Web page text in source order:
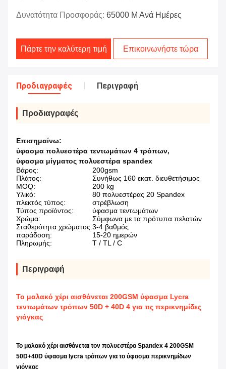
Δυνατότητα Προσφοράς: 65000 Μ Ανά Ημέρες
Πάρτε την καλύτερη τιμή Επικοινωνήστε τώρα
Προδιαγραφές Περιγραφή
Προδιαγραφές
Επισημαίνω:
ύφασμα πολυεστέρα τεντωμάτων 4 τρόπων,
ύφασμα μίγματος πολυεστέρα spandex
Βάρος:
200gsm
Πλάτος:
Συνήθως 160 εκατ. διευθετήσιμος
MOQ:
200 kg
Υλικό:
80 πολυεστέρας 20 Spandex
πλεκτός τύπος:
στρέβλωση
Τύπος προϊόντος:
ύφασμα τεντωμάτων
Χρώμα:
Σύμφωνα με τα πρότυπα πελατών
Σταθερότητα χρώματος:3-4 βαθμός
παράδοση:
15-20 ημερών
Πληρωμής:
Τ / TL / C
Περιγραφή
Το μαλακό χέρι αισθάνεται 200GSM ύφασμα Lycra
τεντωμάτων τρόπων 50D + 40D 4 για τις περικνημίδες
γιόγκας
Το μαλακό χέρι αισθάνεται τον πολυεστέρα Spandex 4 200GSM
50D+40D ύφασμα lycra τρόπων για το ύφασμα περικνημίδων
γιόγκας